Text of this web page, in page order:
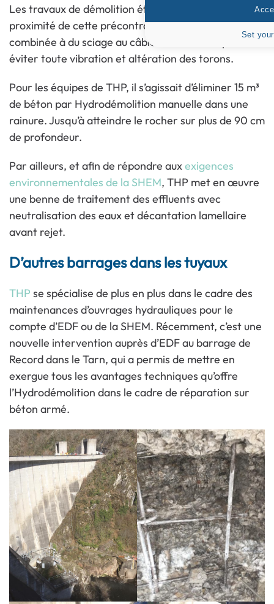
Les travaux de démolition étant effectués à
proximité de cette précontrainte,l’Hydrodémolition
combinée à du sciage au câble a été choisie pour
éviter toute vibration et altération des torons.
Pour les équipes de THP, il s’agissait d’éliminer 15 m³
de béton par Hydrodémolition manuelle dans une
rainure. Jusqu’à atteindre le rocher sur plus de 90 cm
de profondeur.
Par ailleurs, et afin de répondre auxexigences
environnementales de la SHEM, THP met en œuvre
une benne de traitement des effluents avec
neutralisation des eaux et décantation lamellaire
avant rejet.
D’autres barrages dans les tuyaux
THP se spécialise de plus en plus dans le cadre des
maintenances d’ouvrages hydrauliques pour le
compte d’EDF ou de la SHEM. Récemment, c’est une
nouvelle intervention auprès d’EDF au barrage de
Record dans le Tarn, qui a permis de mettre en
exergue tous les avantages techniques qu’offre
l’Hydrodémolition dans le cadre de réparation sur
béton armé.
Set